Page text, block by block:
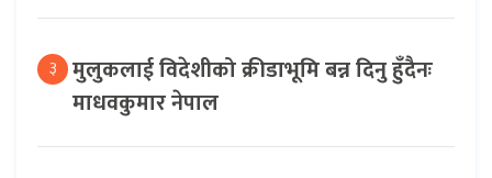
३ मुलुकलाई विदेशीको क्रीडाभूमि बन्न दिनु हुँदैनः
माधवकुमार नेपाल